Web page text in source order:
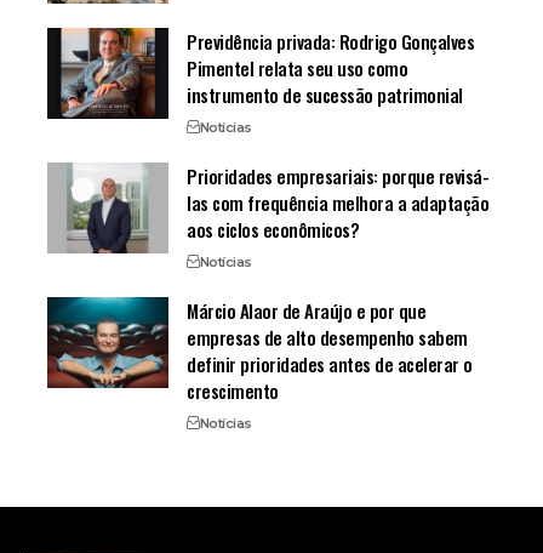
Previdência privada: Rodrigo Gonçalves
Pimentel relata seu uso como
instrumento de sucessão patrimonial
Notícias
Prioridades empresariais: porque revisá-
las com frequência melhora a adaptação
aos ciclos econômicos?
Notícias
Márcio Alaor de Araújo e por que
empresas de alto desempenho sabem
definir prioridades antes de acelerar o
crescimento
Notícias